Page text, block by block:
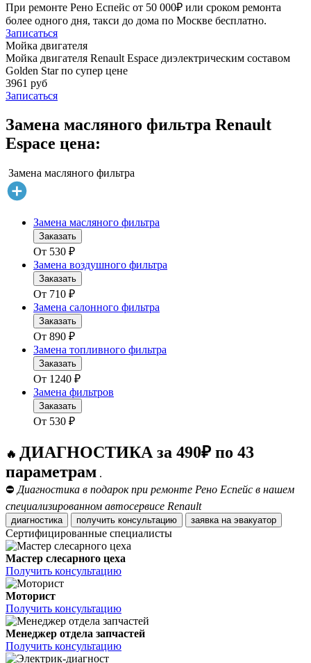
При ремонте Рено Еспейс от 50 000₽ или сроком ремонта
более одного дня, такси до дома по Москве бесплатно.
Записаться
Мойка двигателя
Мойка двигателя Renault Espace диэлектрическим составом
Golden Star по супер цене
3961 руб
Записаться
Замена масляного фильтра Renault
Espace цена:
Замена масляного фильтра
Замена масляного фильтра
Заказать
От 530 ₽
Замена воздушного фильтра
Заказать
От 710 ₽
Замена салонного фильтра
Заказать
От 890 ₽
Замена топливного фильтра
Заказать
От 1240 ₽
Замена фильтров
Заказать
От 530 ₽
🔥 ДИАГНОСТИКА за 490₽ по 43
параметрам .
⛔ Диагностика в подарок при ремонте Рено Еспейс в нашем
специализированном автосервисе Renault
диагностика получить консультацию заявка на эвакуатор
Сертифицированные специалисты
Мастер слесарного цеха
Получить консультацию
Моторист
Получить консультацию
Менеджер отдела запчастей
Получить консультацию